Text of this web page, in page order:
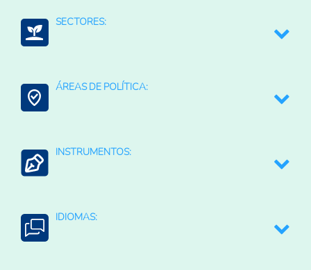
SECTORES:
Agricultura Tropical
ÁREAS DE POLÍTICA:
Agricultura Familiar
INSTRUMENTOS:
Educación y sensibilización
IDIOMAS: